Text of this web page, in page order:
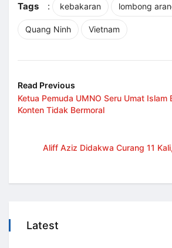
Tags
: kebakaran lombong
Quang Ninh Vietnam
Read Previous
Ketua Pemuda UMNO Seru Umat Islam
Konten Tidak Bermoral
Aliff Aziz Didakwa Curang 11
Latest